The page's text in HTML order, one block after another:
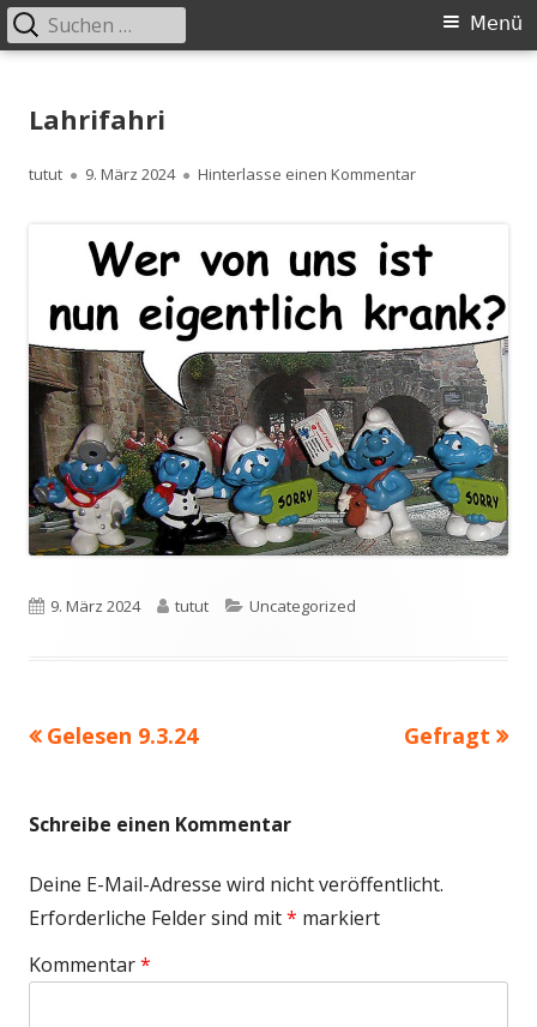
zum
Primäres
Menü
Suchen
nach:
Lahrifahri
Autor
tutut
Veröffentlicht
9. März 2024 Hinterlasse einen Kommentarzu Lahrifahri
Veröffentlicht
9. März 2024 Autor
tutut Kategorien
Uncategorized
Beitragsnavigation
Vorheriger
Gelesen 9.3.24
Nächster
Gefragt
Schreibe einen Kommentar
Deine E-Mail-Adresse wird nicht veröffentlicht.
Erforderliche Felder sind mit* markiert
Kommentar*